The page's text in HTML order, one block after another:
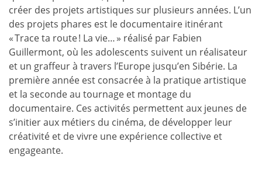
créer des projets artistiques sur plusieurs années. L’un
des projets phares est le documentaire itinérant
« Trace ta route ! La vie… » réalisé par Fabien
Guillermont, où les adolescents suivent un réalisateur
et un graffeur à travers l’Europe jusqu’en Sibérie. La
première année est consacrée à la pratique artistique
et la seconde au tournage et montage du
documentaire. Ces activités permettent aux jeunes de
s’initier aux métiers du cinéma, de développer leur
créativité et de vivre une expérience collective et
engageante.